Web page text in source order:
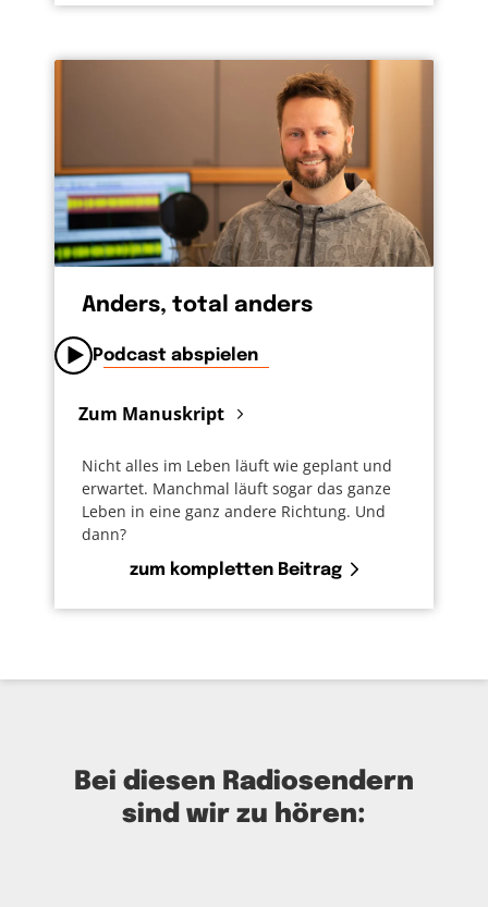
Anders, total anders
Podcast abspielen
Zum Manuskript
Nicht alles im Leben läuft wie geplant und
erwartet. Manchmal läuft sogar das ganze
Leben in eine ganz andere Richtung. Und
dann?
zum kompletten Beitrag
Bei diesen Radiosendern
sind wir zu hören: